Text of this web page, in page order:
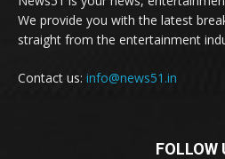
We provide you with the latest
straight from the entertainment
Contact us: info@news51.in
FOLLOW